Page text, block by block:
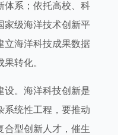
体系；依托高校、科
家级海洋技术创新平
立海洋科技成果数据
转化。
。海洋科技创新是
系统性工程，要推动
合型创新人才，催生